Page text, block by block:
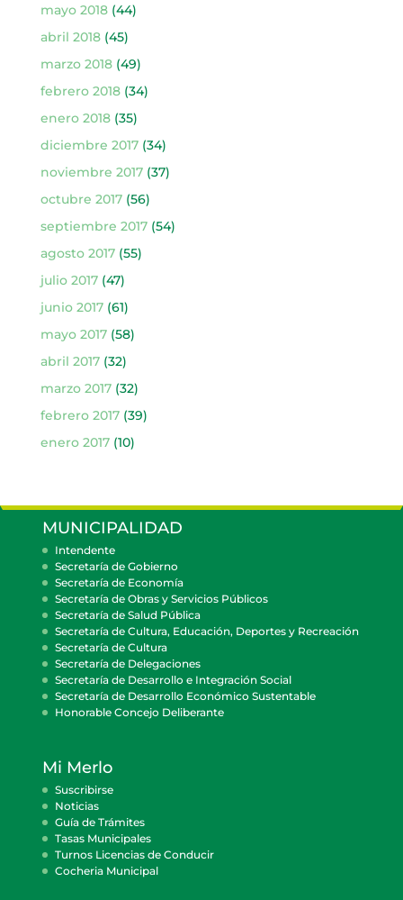
mayo 2018(44)
abril 2018(45)
marzo 2018(49)
febrero 2018(34)
enero 2018(35)
diciembre 2017(34)
noviembre 2017(37)
octubre 2017(56)
septiembre 2017(54)
agosto 2017(55)
julio 2017(47)
junio 2017(61)
mayo 2017(58)
abril 2017(32)
marzo 2017(32)
febrero 2017(39)
enero 2017(10)
MUNICIPALIDAD
Intendente
Secretaría de Gobierno
Secretaría de Economía
Secretaría de Obras y Servicios Públicos
Secretaría de Salud Pública
Secretaría de Cultura, Educación, Deportes y Recreación
Secretaría de Cultura
Secretaría de Delegaciones
Secretaría de Desarrollo e Integración Social
Secretaría de Desarrollo Económico Sustentable
Honorable Concejo Deliberante
Mi Merlo
Suscribirse
Noticias
Guía de Trámites
Tasas Municipales
Turnos Licencias de Conducir
Cocheria Municipal